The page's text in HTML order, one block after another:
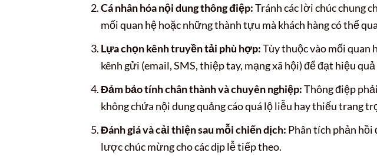
Cá nhân hóa nội dung thông điệp:Tránh các lời chúc chung
mối quan hệ hoặc những thành tựu mà khách hàng có thể
Lựa chọn kênh truyền tải phù hợp:Tùy thuộc vào mối quan
kênh gửi (email, SMS, thiệp tay, mạng xã hội) để đạt hiệu
Đảm bảo tính chân thành và chuyên nghiệp:Thông điệp
không chứa nội dung quảng cáo quá lộ liễu hay thiếu trang
Đánh giá và cải thiện sau mỗi chiến dịch: Phân tích phản
lược chúc mừng cho các dịp lễ tiếp theo.